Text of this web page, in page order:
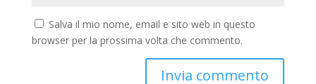
Salva il mio nome, email e sito web in questo
browser per la prossima volta che commento.